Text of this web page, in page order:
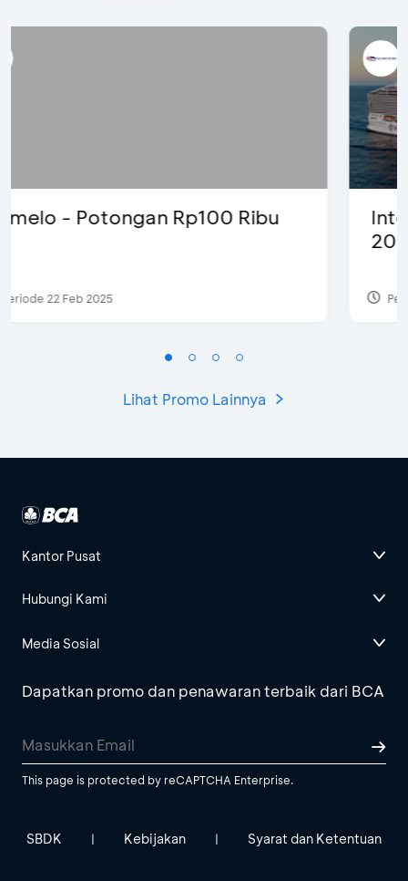
International Cruise Holiday Fair
Periode 28 Jul 2024
Lihat Promo Lainnya
Kantor Pusat
Hubungi Kami
Media Sosial
Dapatkan promo dan penawaran terbaik dari BCA
This page is protected by reCAPTCHA Enterprise.
SBDK | Kebijakan | Syarat dan Ketentuan